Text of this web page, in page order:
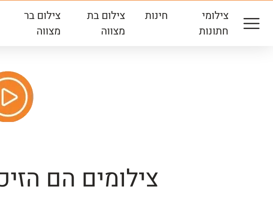
צילומי
חתונות
חינות
צילום בת
מצווה
צילום בר
מצווה
צילומים הם